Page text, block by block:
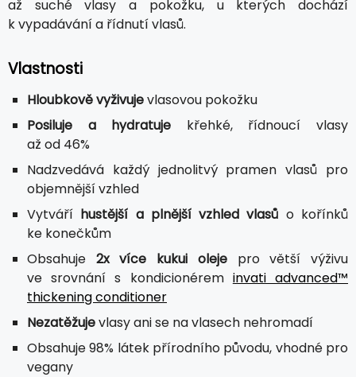
až suché vlasy a pokožku, u kterých dochází
k vypadávání a řídnutí vlasů.
Vlastnosti
Hloubkově vyživujevlasovou pokožku
Posiluje a hydratuje křehké, řídnoucí vlasy
až od 46%
Nadzvedává každý jednolitvý pramen vlasů pro
objemnější vzhled
Vytváří hustější a plnější vzhled vlasů o kořínků
ke konečkům
Obsahuje 2x více kukui olejepro větší výživu
ve srovnání s kondicionérem invati advanced™
thickening conditioner
Nezatěžujevlasy ani se na vlasech nehromadí
Obsahuje 98% látek přírodního původu, vhodné pro
vegany